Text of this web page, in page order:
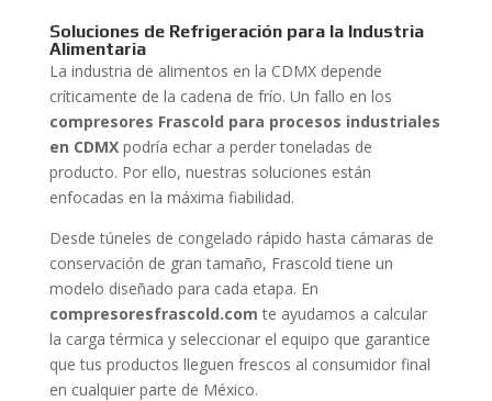
Soluciones de Refrigeración para la Industria
Alimentaria
La industria de alimentos en la CDMX depende
críticamente de la cadena de frío. Un fallo en los
compresores Frascold para procesos industriales
en CDMXpodría echar a perder toneladas de
producto. Por ello, nuestras soluciones están
enfocadas en la máxima fiabilidad.
Desde túneles de congelado rápido hasta cámaras de
conservación de gran tamaño, Frascold tiene un
modelo diseñado para cada etapa. En
compresoresfrascold.com te ayudamos a calcular
la carga térmica y seleccionar el equipo que garantice
que tus productos lleguen frescos al consumidor final
en cualquier parte de México.